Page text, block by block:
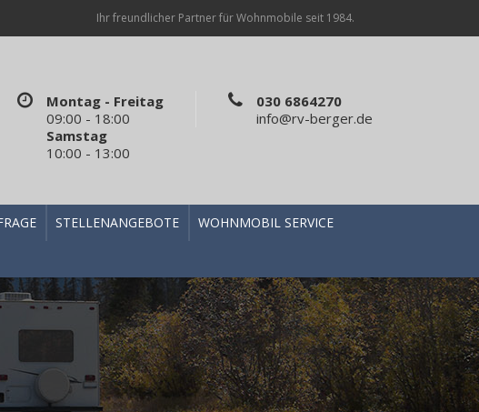
Ihr freundlicher Partner für Wohnmobile seit 1984.
Montag - Freitag
09:00 - 18:00
Samstag
10:00 - 13:00
030 6864270
info@rv-berger.de
STELLENANGEBOTE WOHNMOBIL SERVICE